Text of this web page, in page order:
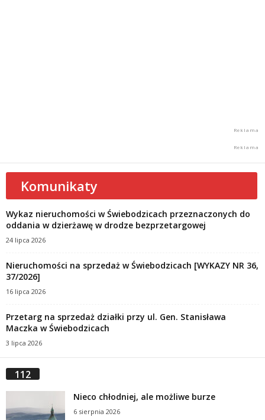
Komunikaty
Wykaz nieruchomości w Świebodzicach przeznaczonych do
oddania w dzierżawę w drodze bezprzetargowej
24 lipca 2026
Nieruchomości na sprzedaż w Świebodzicach [WYKAZY NR 36,
37/2026]
16 lipca 2026
Przetarg na sprzedaż działki przy ul. Gen. Stanisława
Maczka w Świebodzicach
3 lipca 2026
112
Nieco chłodniej, ale możliwe burze
6 sierpnia 2026